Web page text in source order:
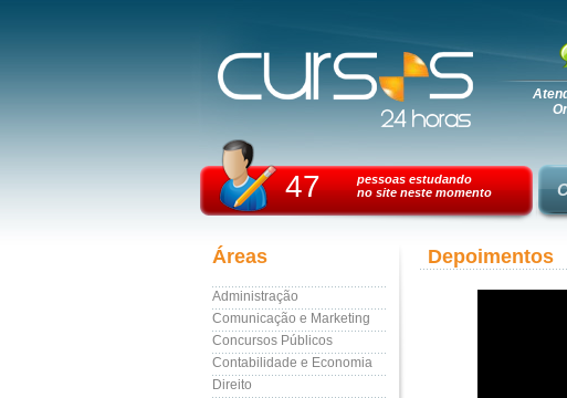
47
pessoas estudando
no site neste momento
Áreas
Administração
Comunicação e Marketing
Concursos Públicos
Contabilidade e Economia
Direito
Depoimentos